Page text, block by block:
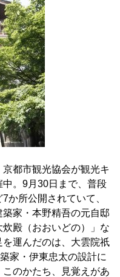
都市観光協会が観光キ
。9月30日まで、普段
か所公開されていて、
家・本野精吾の元自邸
殿（おおいどの）」な
運んだのは、大雲院祇
家・伊東忠太の設計に
のかたち、見覚えがあ